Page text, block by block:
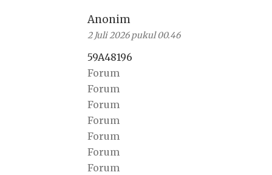
Anonim
2 Juli 2026 pukul 00.46
59A48196
Forum
Forum
Forum
Forum
Forum
Forum
Forum